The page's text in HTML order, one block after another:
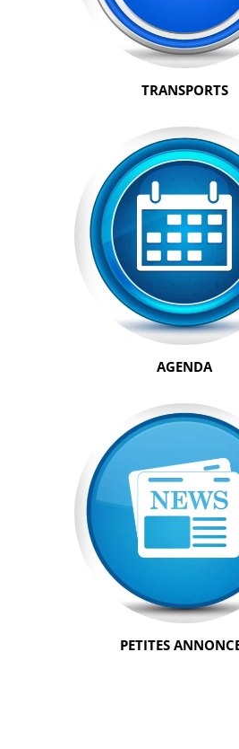
TRANSPORTS
AGENDA
PETITES